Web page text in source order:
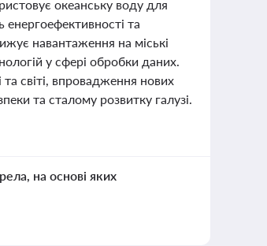
океанську воду для
та
навантаження на міські
у сфері обробки даних.
світі, впровадження нових
та сталому розвитку галузі.
на основі яких